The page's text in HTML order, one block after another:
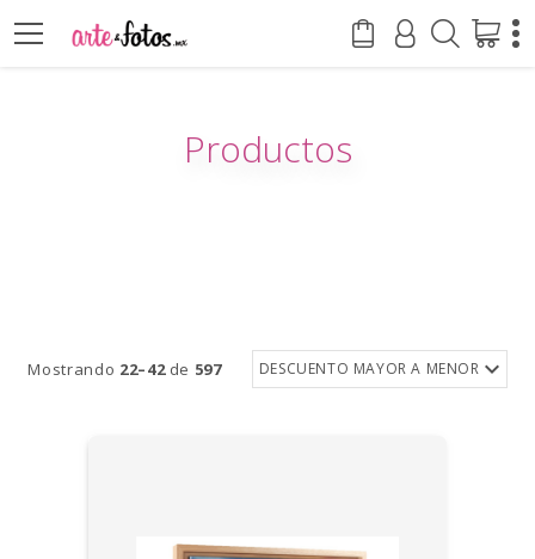
Productos
Mostrando 22–42 de 597 DESCUENTO MAYOR A MENOR